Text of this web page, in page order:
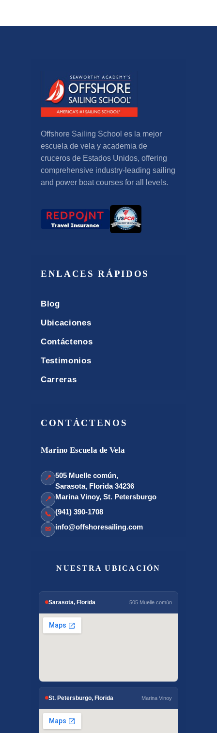
Offshore Sailing School es la mejor
escuela de vela y academia de
cruceros de Estados Unidos, offering
comprehensive industry-leading sailing
and power boat courses for all levels.
ENLACES RÁPIDOS
Blog
Ubicaciones
Contáctenos
Testimonios
Carreras
CONTÁCTENOS
Marino Escuela de Vela
📍 505 Muelle común,
Sarasota, Florida 34236
📍 Marina Vinoy, St. Petersburgo
📞 (941) 390-1708
✉ info@offshoresailing.com
NUESTRA UBICACIÓN
Sarasota, Florida 505 Muelle común
St. Petersburgo, Florida Marina Vinoy